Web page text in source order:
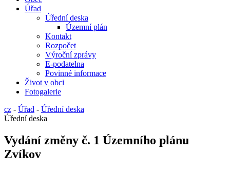
Úřad
Úřední deska
Územní plán
Kontakt
Rozpočet
Výroční zprávy
E-podatelna
Povinné informace
Život v obci
Fotogalerie
cz - Úřad - Úřední deska
Úřední deska
Vydání změny č. 1 Územního plánu
Zvíkov